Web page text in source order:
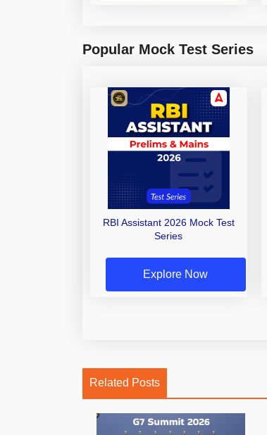
Popular Mock Test Series
RBI Assistant 2026 Mock Test
Series
Explore Now
Related Posts